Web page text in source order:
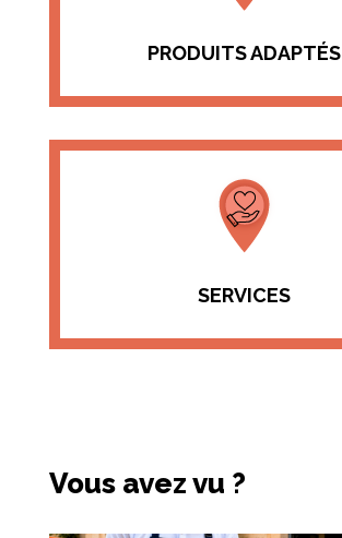
PRODUITS ADAPTÉS
SERVICES
Vous avez vu ?